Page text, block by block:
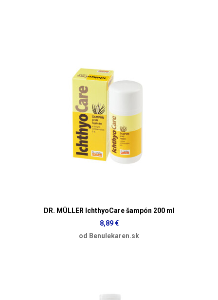
DR. MÜLLER IchthyoCare šampón 200 ml
8,89 €
od Benulekaren.sk